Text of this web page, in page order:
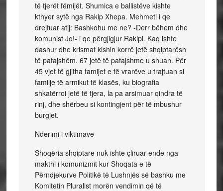
të tjerët fëmijët. Shumica e ballistëve kishte
kthyer sytë nga Rakip Xhepa. Mehmeti i qe
drejtuar atij: Bashkohu me ne? -Derr bëhem dhe
komunist Jo!- i qe përgjigjur Rakipi. Kaq ishte
dashur dhe krismat kishin korrë jetë shqiptarësh
të pafajshëm. 67 jetë të pafajshme u shuan. Për
45 vjet të gjitha famijet e të vrarëve u trajtuan si
familje të armikut të klasës, ku biografia
shkatërroi jetë të tjera, la pa arsimuar qindra të
rinj, dhe shërbeu si kontingjent për të mbushur
burgjet.
Nderimi i viktimave
Shoqëria shqiptare nuk ishte çliruar ende nga
makthi i komunizmit kur Shoqata e të
Përndjekurve Politikë të Lushnjës së bashku me
Komitetin Pluralist morën vendimin që të